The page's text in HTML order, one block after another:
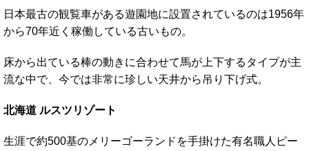
日本最古の観覧車がある遊園地に設置されているのは1956年
から70年近く稼働している古いもの。
床から出ている棒の動きに合わせて馬が上下するタイプが主
流な中で、今では非常に珍しい天井から吊り下げ式。
北海道 ルスツリゾート
生涯で約500基のメリーゴーランドを手掛けた有名職人ピー